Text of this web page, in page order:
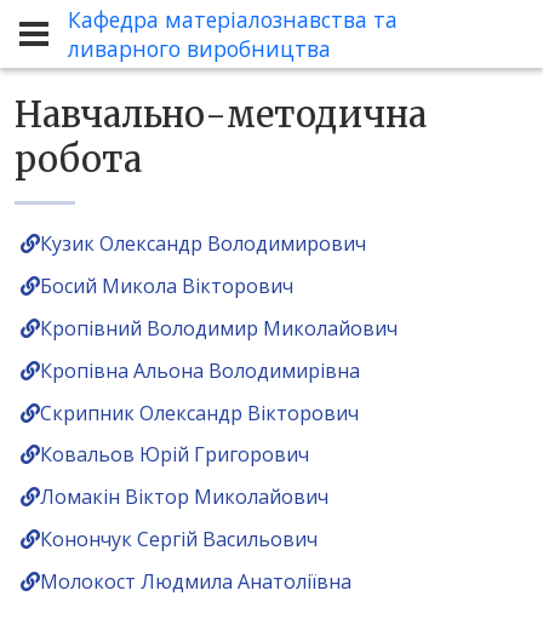
Кафедра матеріалознавства та
ливарного виробництва
Кафедра Навчально-методична робота
Навчально-методична
робота
Кузик Олександр Володимирович
Босий Микола Вікторович
Кропівний Володимир Миколайович
Кропівна Альона Володимирівна
Скрипник Олександр Вікторович
Ковальов Юрій Григорович
Ломакін Віктор Миколайович
Конончук Сергій Васильович
Молокост Людмила Анатоліївна